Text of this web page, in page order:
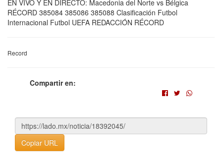
EN VIVO Y EN DIRECTO: Macedonia del Norte vs Bélgica
RÉCORD 385084 385086 385088 Clasificación Futbol
Internacional Futbol UEFA REDACCIÓN RÉCORD
Record
Compartir en:
Copiar URL